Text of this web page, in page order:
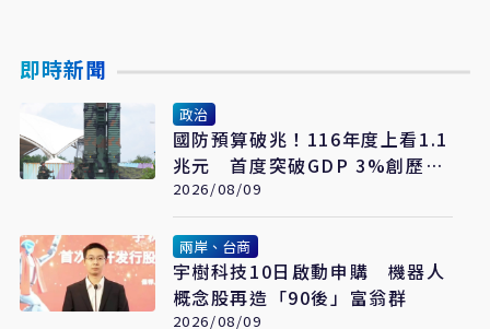
即時新聞
政治
國防預算破兆！116年度上看1.1
兆元 首度突破GDP 3%創歷史
新高
2026/08/09
兩岸、台商
宇樹科技10日啟動申購 機器人
概念股再造「90後」富翁群
2026/08/09